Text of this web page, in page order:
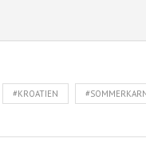
#KROATIEN